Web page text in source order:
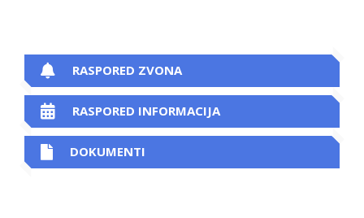
RASPORED ZVONA
RASPORED INFORMACIJA
DOKUMENTI